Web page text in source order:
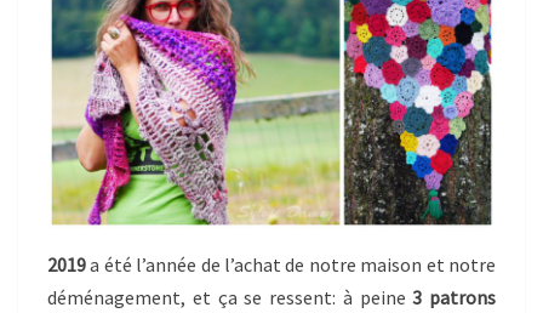
2019a été l’année de l’achat de notre maison et notre
déménagement, et ça se ressent: à peine3 patrons